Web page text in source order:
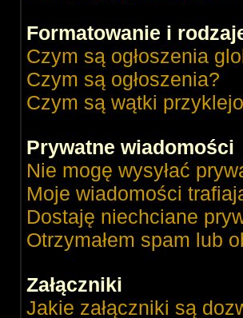
Formatowanie i
Czym są ogłoszenia
Czym są ogłoszenia?
Czym są wątki
Prywatne wiadomości
Nie mogę wysyłać
Moje wiadomości
Dostaję niechciane
Otrzymałem spam lub
Załączniki
Jakie załączniki są